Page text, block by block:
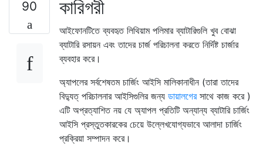
90 কারিগরী
আইফোনটিতে ব্যবহৃত লিথিয়াম পলিমার ব্যাটারিগুলি খুব বোঝা
ব্যাটারি রসায়ন এবং তাদের চার্জ পরিচালনা করতে নির্দিষ্ট চার্জার
ব্যবহার করে।
অ্যাপলের সর্বশেষতম চার্জিং আইসি মালিকানাধীন (তারা তাদের
বিদ্যুত্ পরিচালনার আইসিগুলির জন্য ডায়ালগেরসাথে কাজ করে )
এটি অপ্রত্যাশিত নয় যে অ্যাপল প্রতিটি অন্যান্য ব্যাটারি চার্জিং
আইসি প্রস্তুতকারকের চেয়ে উল্লেখযোগ্যভাবে আলাদা চার্জিং
প্রক্রিয়া সম্পাদন করে।